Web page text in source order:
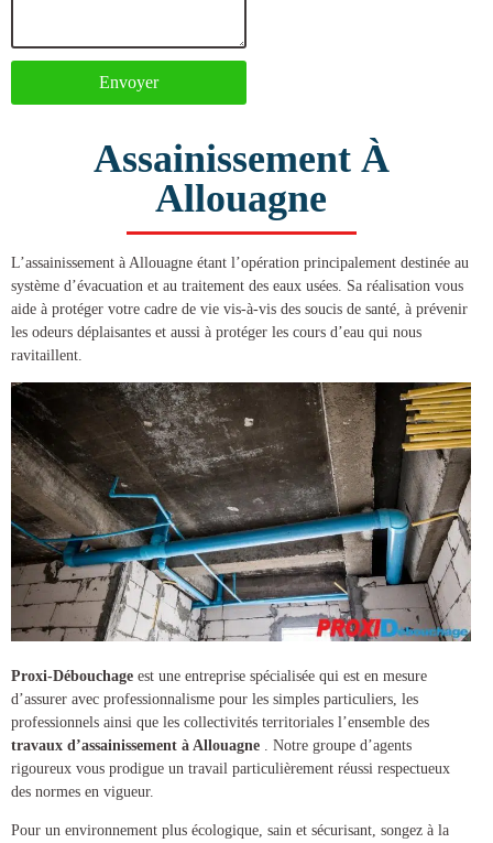
Envoyer
Assainissement À
Allouagne
L’assainissement à Allouagne étant l’opération principalement destinée au
système d’évacuation et au traitement des eaux usées. Sa réalisation vous
aide à protéger votre cadre de vie vis-à-vis des soucis de santé, à prévenir
les odeurs déplaisantes et aussi à protéger les cours d’eau qui nous
ravitaillent.
Proxi-Débouchage est une entreprise spécialisée qui est en mesure
d’assurer avec professionnalisme pour les simples particuliers, les
professionnels ainsi que les collectivités territoriales l’ensemble des
travaux d’assainissement à Allouagne
. Notre groupe d’agents
rigoureux vous prodigue un travail particulièrement réussi respectueux
des normes en vigueur.
Pour un environnement plus écologique, sain et sécurisant, songez à la